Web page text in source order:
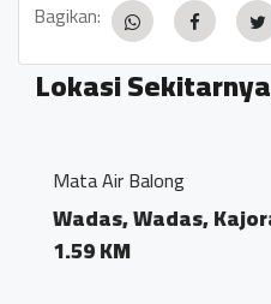
Bagikan:
Lokasi Sekitarnya
Kajoran